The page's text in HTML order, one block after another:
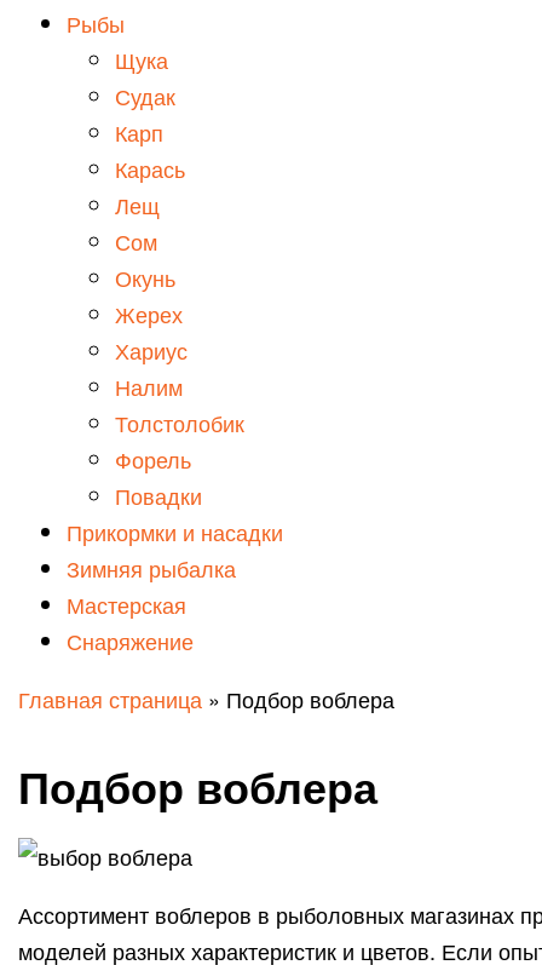
Рыбы
Щука
Судак
Карп
Карась
Лещ
Сом
Окунь
Жерех
Хариус
Налим
Толстолобик
Форель
Повадки
Прикормки и насадки
Зимняя рыбалка
Мастерская
Снаряжение
Главная страница » Подбор воблера
Подбор воблера
Ассортимент воблеров в рыболовных магазинах
моделей разных характеристик и цветов. Если